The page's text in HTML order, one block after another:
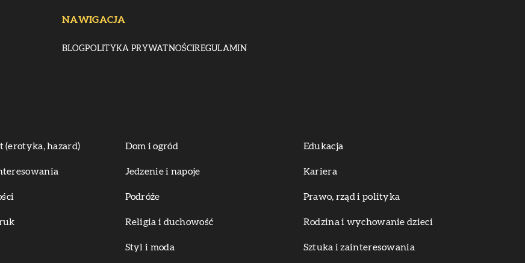
NAWIGACJA
BLOG POLITYKA PRYWATNOŚCI REGULAMIN
(erotyka, hazard) Dom i ogród Edukacja
Jedzenie i napoje Kariera
Podróże Prawo, rząd i polityka
Religia i duchowość Rodzina i wychowanie dzieci
Styl i moda Sztuka i zainteresowania